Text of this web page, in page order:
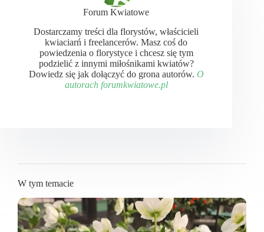
Forum Kwiatowe
Dostarczamy treści dla florystów, właścicieli
kwiaciarń i freelancerów. Masz coś do
powiedzenia o florystyce i chcesz się tym
podzielić z innymi miłośnikami kwiatów?
Dowiedz się jak dołączyć do grona autorów. O
autorach forumkwiatowe.pl
W tym temacie